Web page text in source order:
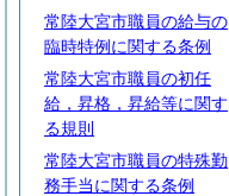
常陸大宮市職員の給与の
臨時特例に関する条例
常陸大宮市職員の初任
給，昇格，昇給等に関す
る規則
常陸大宮市職員の特殊勤
務手当に関する条例